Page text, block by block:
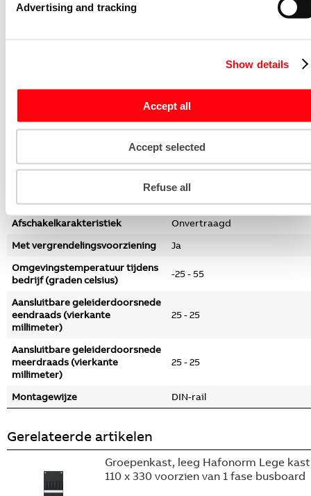
Advertising and tracking
Show details
Accept all
Accept selected
Refuse all
Breedte in module-eenheden
4
Nom. afschakelvermogen
volgens EN 61009 (kiloampère)
6
kortsluitafschakelvermogen Icn
6
Beschermingsgraad (IP)
IP20
Afschakelkarakteristiek
Onvertraagd
Met vergrendelingsvoorziening
Ja
Omgevingstemperatuur tijdens
bedrijf (graden celsius)
-25 - 55
Aansluitbare geleiderdoorsnede
eendraads (vierkante
millimeter)
25 - 25
Aansluitbare geleiderdoorsnede
meerdraads (vierkante
millimeter)
25 - 25
Montagewijze DIN-rail
Gerelateerde artikelen
Groepenkast, leeg Hafonorm Lege kast
110 x 330 voorzien van 1 fase busboard